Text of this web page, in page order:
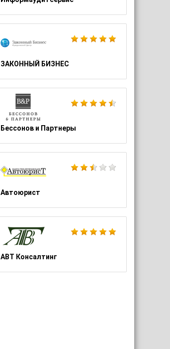
ЗАКОННЫЙ БИЗНЕС
Бессонов и Партнеры
Автоюрист
АВТ Консалтинг